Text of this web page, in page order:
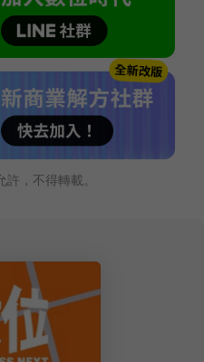
，不得轉載。